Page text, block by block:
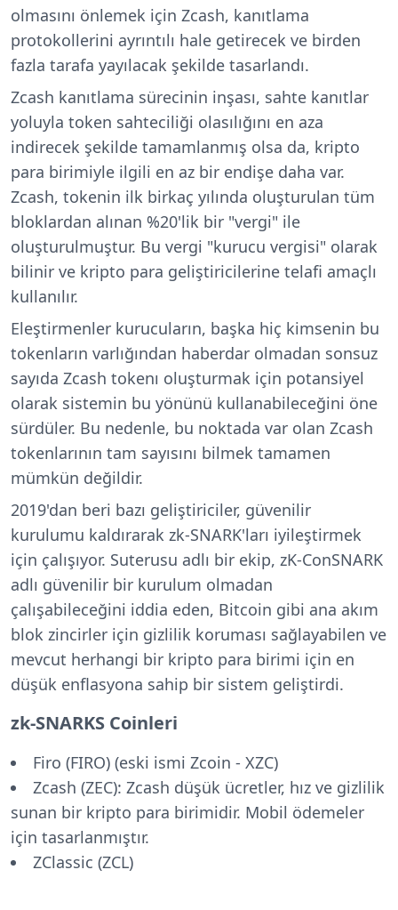
olmasını önlemek için Zcash, kanıtlama
protokollerini ayrıntılı hale getirecek ve birden
fazla tarafa yayılacak şekilde tasarlandı.
Zcash kanıtlama sürecinin inşası, sahte kanıtlar
yoluyla token sahteciliği olasılığını en aza
indirecek şekilde tamamlanmış olsa da, kripto
para birimiyle ilgili en az bir endişe daha var.
Zcash, tokenin ilk birkaç yılında oluşturulan tüm
bloklardan alınan %20'lik bir "vergi" ile
oluşturulmuştur. Bu vergi "kurucu vergisi" olarak
bilinir ve kripto para geliştiricilerine telafi amaçlı
kullanılır.
Eleştirmenler kurucuların, başka hiç kimsenin bu
tokenların varlığından haberdar olmadan sonsuz
sayıda Zcash tokenı oluşturmak için potansiyel
olarak sistemin bu yönünü kullanabileceğini öne
sürdüler. Bu nedenle, bu noktada var olan Zcash
tokenlarının tam sayısını bilmek tamamen
mümkün değildir.
2019'dan beri bazı geliştiriciler, güvenilir
kurulumu kaldırarak zk-SNARK'ları iyileştirmek
için çalışıyor. Suterusu adlı bir ekip, zK-ConSNARK
adlı güvenilir bir kurulum olmadan
çalışabileceğini iddia eden, Bitcoin gibi ana akım
blok zincirler için gizlilik koruması sağlayabilen ve
mevcut herhangi bir kripto para birimi için en
düşük enflasyona sahip bir sistem geliştirdi.
zk-SNARKS Coinleri
Firo (FIRO) (eski ismi Zcoin - XZC)
Zcash (ZEC): Zcash düşük ücretler, hız ve gizlilik
sunan bir kripto para birimidir. Mobil ödemeler
için tasarlanmıştır.
ZClassic (ZCL)